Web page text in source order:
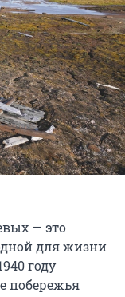
— это
для жизни
году
побережья